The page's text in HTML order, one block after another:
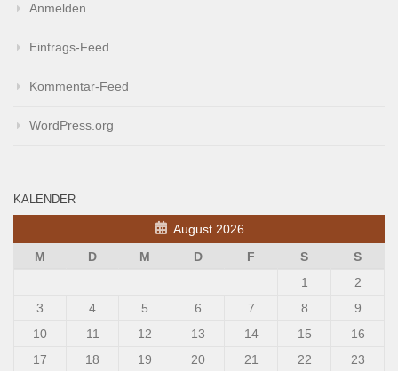
Anmelden
Eintrags-Feed
Kommentar-Feed
WordPress.org
KALENDER
August 2026
M
D M D F S
S
1
2
3
4 5 6 7 8
9
10
11 12 13 14 15
16
17
18 19 20 21 22 23